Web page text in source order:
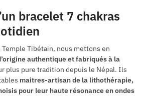
bracelet 7 chakras
Tibétain, nous mettons en
authentique et fabriqués à la
plus pure tradition depuis le Népal. Ils
maitres-artisan de la lithothérapie,
pour leur haute résonance en ondes